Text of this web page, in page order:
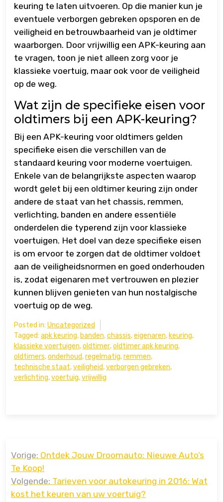
keuring te laten uitvoeren. Op die manier kun je
eventuele verborgen gebreken opsporen en de
veiligheid en betrouwbaarheid van je oldtimer
waarborgen. Door vrijwillig een APK-keuring aan
te vragen, toon je niet alleen zorg voor je
klassieke voertuig, maar ook voor de veiligheid
op de weg.
Wat zijn de specifieke eisen voor
oldtimers bij een APK-keuring?
Bij een APK-keuring voor oldtimers gelden
specifieke eisen die verschillen van de
standaard keuring voor moderne voertuigen.
Enkele van de belangrijkste aspecten waarop
wordt gelet bij een oldtimer keuring zijn onder
andere de staat van het chassis, remmen,
verlichting, banden en andere essentiële
onderdelen die typerend zijn voor klassieke
voertuigen. Het doel van deze specifieke eisen
is om ervoor te zorgen dat de oldtimer voldoet
aan de veiligheidsnormen en goed onderhouden
is, zodat eigenaren met vertrouwen en plezier
kunnen blijven genieten van hun nostalgische
voertuig op de weg.
Posted in: Uncategorized
Tagged: apk keuring, banden,chassis,eigenaren, keuring,
klassieke voertuigen,oldtimer,oldtimer apk keuring,
oldtimers,onderhoud,regelmatig,remmen,
technische staat,veiligheid,verborgen gebreken,
verlichting,voertuig,vrijwillig
navigatie
Vorige: Ontdek Jouw Droomauto: Nieuwe Auto’s
Te Koop!
Volgende: Tarieven voor autokeuring in 2016: Wat
kost het keuren van uw voertuig?